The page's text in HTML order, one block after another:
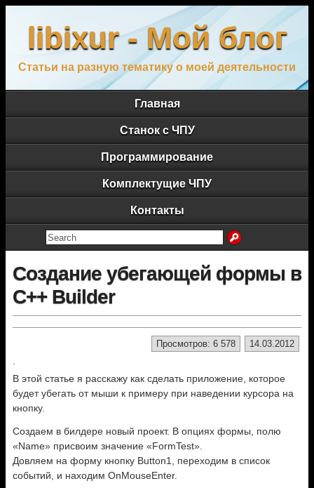
libixur - Мой блог
Статьи на разную тематику о моей деятельности
Главная
Станок с ЧПУ
Программирование
Комплектущие ЧПУ
Контакты
Создание убегающей формы в
C++ Builder
14.03.2012
Просмотров: 6 578
В этой статье я расскажу как сделать приложение, которое
будет убегать от мыши к примеру при наведении курсора на
кнопку.
Создаем в билдере новый проект. В опциях формы, полю
«Name» присвоим значение «FormTest».
Довляем на форму кнопку Button1, переходим в список
событий, и находим OnMouseEnter.